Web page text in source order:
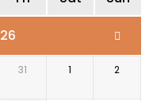
31 1 2